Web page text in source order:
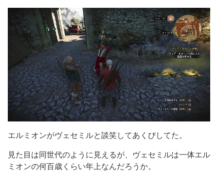
エルミオンがヴェセミルと談笑してあくびしてた。
見た目は同世代のように見えるが、ヴェセミルは一体エル
ミオンの何百歳くらい年上なんだろうか。